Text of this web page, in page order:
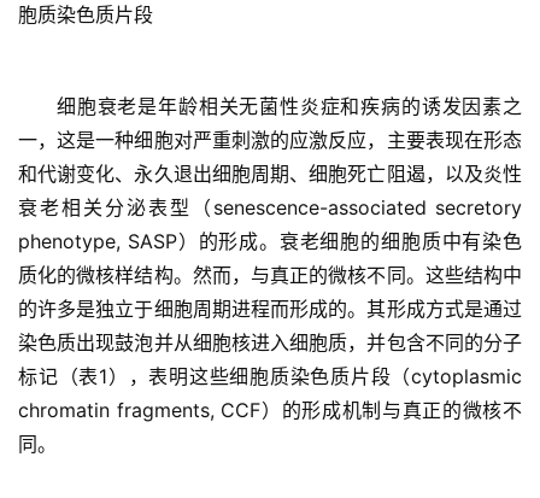
胞质染色质片段
细胞衰老是年龄相关无菌性炎症和疾病的诱发因素之
一，这是一种细胞对严重刺激的应激反应，主要表现在形态
和代谢变化、永久退出细胞周期、细胞死亡阻遏，以及炎性
衰老相关分泌表型（senescence-associated secretory
phenotype, SASP）的形成。衰老细胞的细胞质中有染色
质化的微核样结构。然而，与真正的微核不同。这些结构中
的许多是独立于细胞周期进程而形成的。其形成方式是通过
染色质出现鼓泡并从细胞核进入细胞质，并包含不同的分子
标记（表1），表明这些细胞质染色质片段（cytoplasmic
chromatin fragments, CCF）的形成机制与真正的微核不
同。